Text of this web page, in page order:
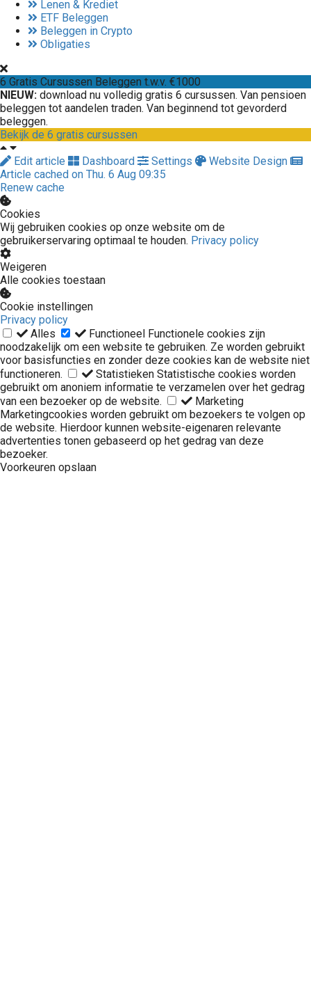
Lenen & Krediet
ETF Beleggen
Beleggen in Crypto
Obligaties
6 Gratis Cursussen Beleggen t.w.v. €1000
NIEUW: download nu volledig gratis 6 cursussen. Van pensioen
beleggen tot aandelen traden. Van beginnend tot gevorderd
beleggen.
Bekijk de 6 gratis cursussen
Edit article
Dashboard Settings
Website Design
Article cached on Thu. 6 Aug 09:35
Renew cache
Cookies
Wij gebruiken cookies op onze website om de
gebruikerservaring optimaal te houden. Privacy policy
Weigeren
Alle cookies toestaan
Cookie instellingen
Privacy policy
Alles
Functioneel Functionele cookies zijn
noodzakelijk om een website te gebruiken. Ze worden gebruikt
voor basisfuncties en zonder deze cookies kan de website niet
functioneren.
Statistieken Statistische cookies worden
gebruikt om anoniem informatie te verzamelen over het gedrag
van een bezoeker op de website.
Marketing
Marketingcookies worden gebruikt om bezoekers te volgen op
de website. Hierdoor kunnen website-eigenaren relevante
advertenties tonen gebaseerd op het gedrag van deze
bezoeker.
Voorkeuren opslaan